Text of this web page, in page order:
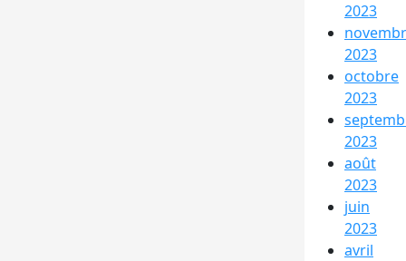
2023
2023
octobre
2023
2023
août
2023
juin
2023
avril